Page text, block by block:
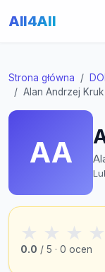
All4All
Strona główna
Alan Andrzej Kruk
AA
★ ★ ★ ★
0.0 / 5 · 0 ocen